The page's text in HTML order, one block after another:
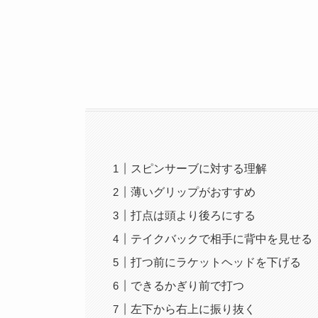
スピンサーブに対する理解
薄いグリップがおすすめ
打点は頭より後ろにする
テイクバックで相手に背中を見せる
打つ前にラケットヘッドを下げる
できるかぎり前で打つ
左下から右上に振り抜く